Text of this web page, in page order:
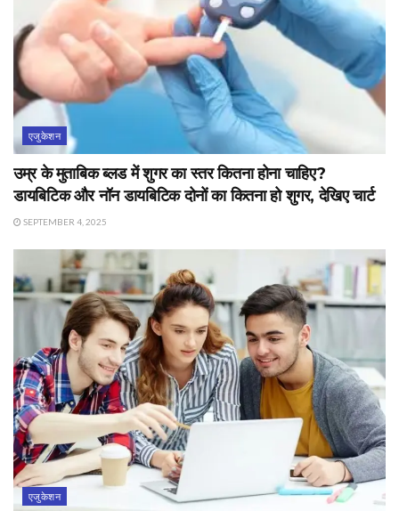
एजुकेशन
उम्र के मुताबिक ब्लड में शुगर का स्तर कितना होना चाहिए?
डायबिटिक और नॉन डायबिटिक दोनों का कितना हो शुगर, देखिए चार्ट
SEPTEMBER 4, 2025
एजुकेशन